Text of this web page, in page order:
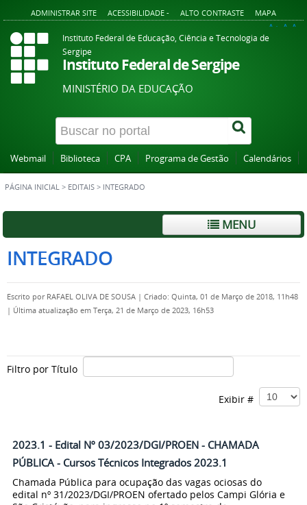
ADMINISTRAR SITE ACESSIBILIDADE - ALTO CONTRASTE MAPA
A+ A A-
Instituto Federal de Educação, Ciência e Tecnologia de
Sergipe
Instituto Federal de Sergipe
MINISTÉRIO DA EDUCAÇÃO
Webmail Biblioteca CPA Programa de Gestão Calendários
PÁGINA INICIAL > EDITAIS > INTEGRADO
MENU
INTEGRADO
Escrito por RAFAEL OLIVA DE SOUSA | Criado: Quinta, 01 de Março de 2018, 11h48
| Última atualização em Terça, 21 de Março de 2023, 16h53
Filtro por Título
Exibir #
2023.1 - Edital Nº 03/2023/DGI/PROEN - CHAMADA
PÚBLICA - Cursos Técnicos Integrados 2023.1
Chamada Pública para ocupação das vagas ociosas do
edital nº 31/2023/DGI/PROEN ofertado pelos Campi Glória e